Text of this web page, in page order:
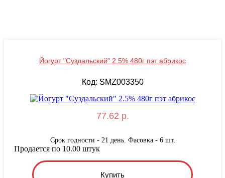
Йогурт "Суздальский" 2.5% 480г пэт абрикос
Код: SMZ003350
77.62 р.
Срок годности - 21 день. Фасовка - 6 шт.
Купить
Продается по 10.00 штук